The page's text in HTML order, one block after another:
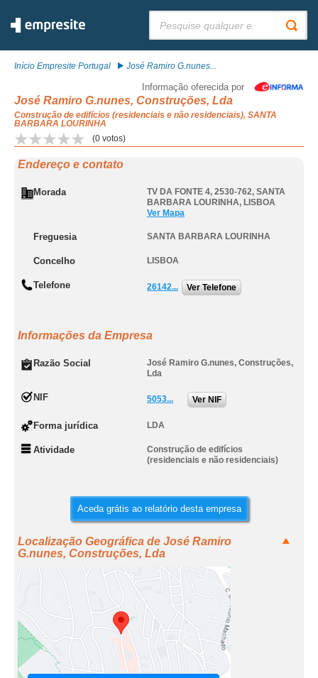
Início Empresite Portugal José Ramiro G.nunes...
Informação oferecida por
José Ramiro G.nunes, Construções, Lda
Construção de edifícios (residenciais e não residenciais), SANTA
BARBARA LOURINHA
(0 votos)
Endereço e contato
Morada TV DA FONTE 4, 2530-762, SANTA
BARBARA LOURINHA, LISBOA
Ver Mapa
Freguesia SANTA BARBARA LOURINHA
Concelho LISBOA
Telefone 26142... Ver Telefone
Informações da Empresa
Razão Social
José Ramiro G.nunes, Construções,
Lda
NIF 5053... Ver NIF
Forma jurídica LDA
Atividade
Construção de edifícios
(residenciais e não residenciais)
Aceda grátis ao relatório desta empresa
Localização Geográfica de José Ramiro
G.nunes, Construções, Lda